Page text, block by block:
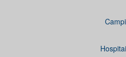
Campi